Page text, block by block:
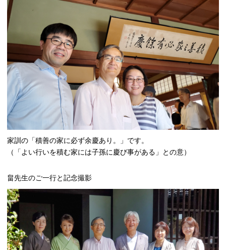
家訓の「積善の家に必ず余慶あり。」です。
（「よい行いを積む家には子孫に慶び事がある」との意）
畠先生のご一行と記念撮影